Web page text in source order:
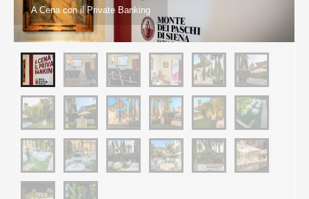
A Cena con il Private Banking